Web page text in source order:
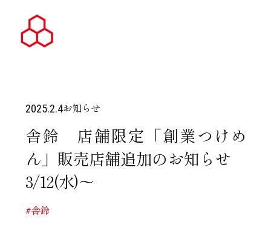
2025.2.4お知らせ
舎鈴 店舗限定「創業つけめ
ん」販売店舗追加のお知らせ
3/12(水)～
#舎鈴